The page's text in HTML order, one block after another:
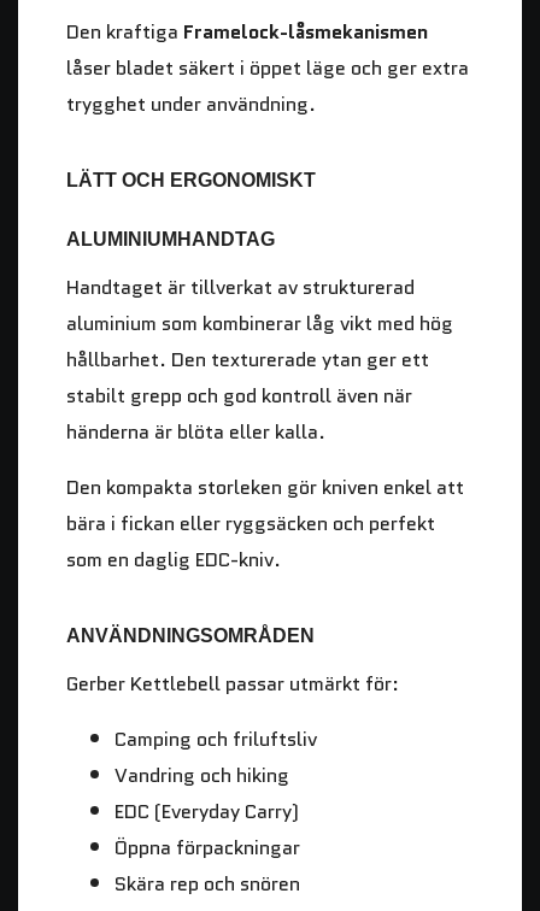
Den kraftiga Framelock-låsmekanismen
låser bladet säkert i öppet läge och ger extra
trygghet under användning.
LÄTT OCH ERGONOMISKT
ALUMINIUMHANDTAG
Handtaget är tillverkat av strukturerad
aluminium som kombinerar låg vikt med hög
hållbarhet. Den texturerade ytan ger ett
stabilt grepp och god kontroll även när
händerna är blöta eller kalla.
Den kompakta storleken gör kniven enkel att
bära i fickan eller ryggsäcken och perfekt
som en daglig EDC-kniv.
ANVÄNDNINGSOMRÅDEN
Gerber Kettlebell passar utmärkt för:
Camping och friluftsliv
Vandring och hiking
EDC (Everyday Carry)
Öppna förpackningar
Skära rep och snören